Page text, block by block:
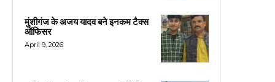
मुंशीगंज के अजय यादव बने इनकम टैक्स
ऑफिसर
April 9, 2026